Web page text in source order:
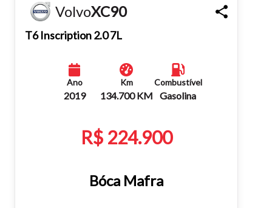
Fechar
VolvoXC90
T6 Inscription 2.0 7L
Ano
2019
Km
134.700 KM
Combustível
Gasolina
R$ 224.900
Bóca Mafra